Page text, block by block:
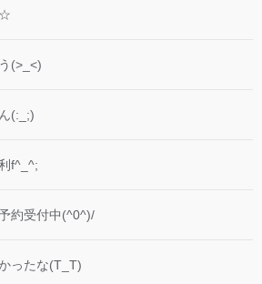
☆
(>_<)
(:_;)
f^_^;
約受付中(^0^)/
ったな(T_T)